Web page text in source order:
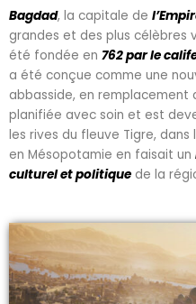
Bagdad, la capitale de
grandes et des plus célèbres
été fondée en 762 par le
a été conçue comme une
abbasside, en remplacement
planifiée avec soin et est
les rives du fleuve Tigre, dans
en Mésopotamie en faisait un
culturel et politique de la